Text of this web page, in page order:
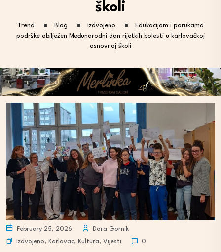
školi
Trend Blog Izdvojeno
Edukacijom i porukama
podrške obilježen Međunarodni dan rijetkih bolesti u karlovačkoj
osnovnoj školi
February 25, 2026
Dora Gornik
Izdvojeno, Karlovac, Kultura, Vijesti 0